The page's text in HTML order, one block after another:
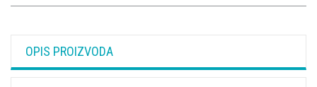
OPIS PROIZVODA